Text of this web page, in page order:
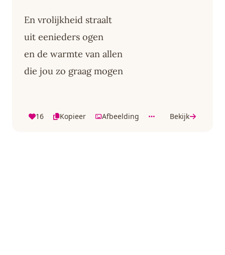
En vrolijkheid straalt
uit eenieders ogen
en de warmte van allen
die jou zo graag mogen
16 Kopieer Afbeelding Bekijk